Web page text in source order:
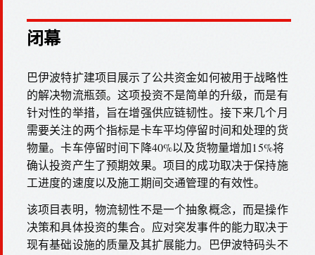
闭幕
巴伊波特扩建项目展示了公共资金如何被用于战略性
的解决物流瓶颈。这项投资不是简单的升级，而是有
针对性的举措，旨在增强供应链韧性。接下来几个月
需要关注的两个指标是卡车平均停留时间和处理的货
物量。卡车停留时间下降40%以及货物量增加15%将
确认投资产生了预期效果。项目的成功取决于保持施
工进度的速度以及施工期间交通管理的有效性。
该项目表明，物流韧性不是一个抽象概念，而是操作
决策和具体投资的集合。应对突发事件的能力取决于
现有基础设施的质量及其扩展能力。巴伊波特码头不